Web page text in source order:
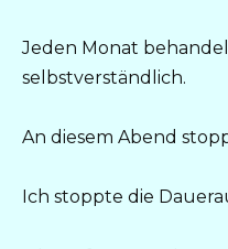
Jeden Monat
selbstverständlich.
An diesem Abend
Ich stoppte die